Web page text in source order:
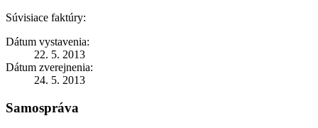
Súvisiace faktúry:
Dátum vystavenia:
22. 5. 2013
Dátum zverejnenia:
24. 5. 2013
Samospráva